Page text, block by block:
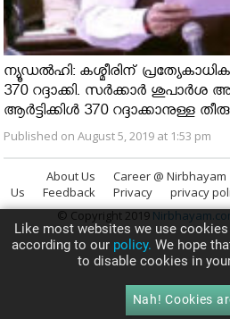
ന്യൂഡല്‍ഹി: കശ്മീരിന്
370 റദ്ദാക്കി. സര്‍ക്കാര്‍ ശുപാര്‍ശ
ആര്‍ട്ടിക്കിള്‍ 370 റദ്ദാക്കാനുള്ള
Published on August 5, 2019 at 1:53 pm
About Us Career @ Nirbhayam
Us
Feedback Privacy privacy
© Copyright 2019
Like most websites we use
according to our policy. We hope
to disable cookies in
Nah! Cookies